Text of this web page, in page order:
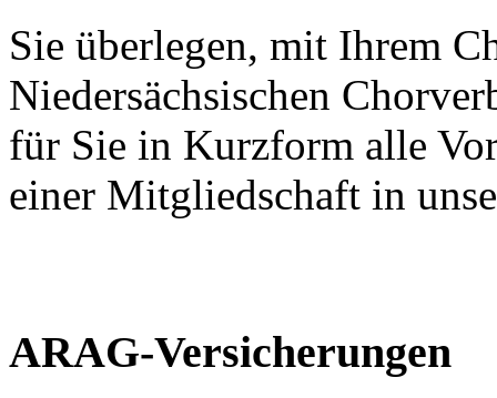
Sie überlegen, mit Ihrem
Niedersächsischen
für Sie in Kurzform alle
einer Mitgliedschaft in
ARAG-Versicherungen